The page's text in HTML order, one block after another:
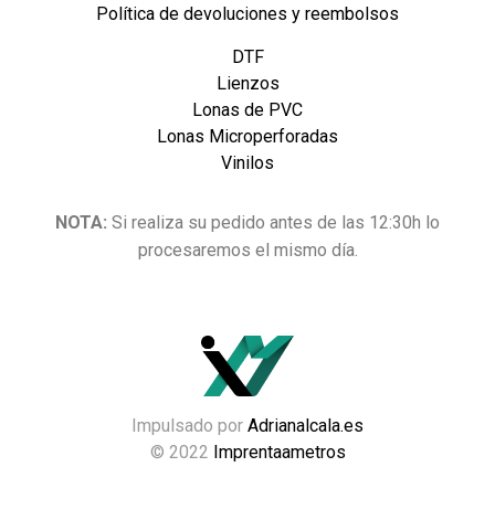
Política de devoluciones y reembolsos
DTF
Lienzos
Lonas de PVC
Lonas Microperforadas
Vinilos
NOTA: Si realiza su pedido antes de las 12:30h lo
procesaremos el mismo día.
© 2022 Imprentaametros
Impulsado por Adrianalcala.es